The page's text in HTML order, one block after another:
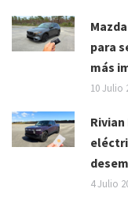
para
más
10 Julio
Rivian
4 Julio